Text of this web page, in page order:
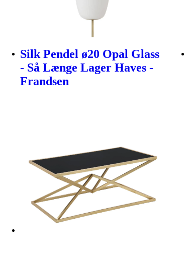
Silk Pendel ø20 Opal Glass
- Så Længe Lager Haves -
Frandsen